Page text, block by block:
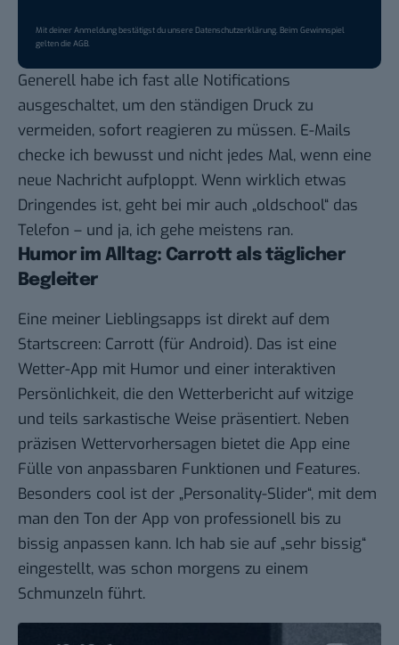
Mit deiner Anmeldung bestätigst du unsereDatenschutzerklärung. Beim Gewinnspiel
gelten dieAGB.
Generell habe ich fast alle Notifications
ausgeschaltet, um den ständigen Druck zu
vermeiden, sofort reagieren zu müssen. E-Mails
checke ich bewusst und nicht jedes Mal, wenn eine
neue Nachricht aufploppt. Wenn wirklich etwas
Dringendes ist, geht bei mir auch „oldschool“ das
Telefon – und ja, ich gehe meistens ran.
Humor im Alltag: Carrott als täglicher
Begleiter
Eine meiner Lieblingsapps ist direkt auf dem
Startscreen: Carrott (für Android). Das ist eine
Wetter-App mit Humor und einer interaktiven
Persönlichkeit, die den Wetterbericht auf witzige
und teils sarkastische Weise präsentiert. Neben
präzisen Wettervorhersagen bietet die App eine
Fülle von anpassbaren Funktionen und Features.
Besonders cool ist der „Personality-Slider“, mit dem
man den Ton der App von professionell bis zu
bissig anpassen kann. Ich hab sie auf „sehr bissig“
eingestellt, was schon morgens zu einem
Schmunzeln führt.